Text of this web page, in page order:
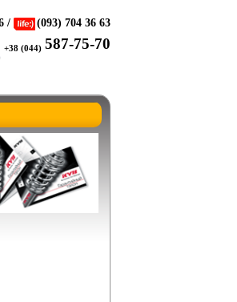
/ (093) 704 36 63
+38 (044) 587-75-70